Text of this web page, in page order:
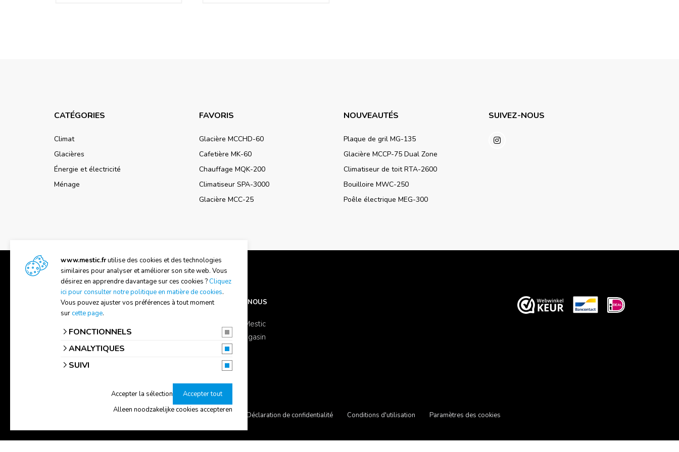
CATÉGORIES
Climat
Glacières
Énergie et électricité
Ménage
FAVORIS
Glacière MCCHD-60
Cafetière MK-60
Chauffage MQK-200
Climatiseur SPA-3000
Glacière MCC-25
NOUVEAUTÉS
Plaque de gril MG-135
Glacière MCCP-75 Dual Zone
Climatiseur de toit RTA-2600
Bouilloire MWC-250
Poêle électrique MEG-300
SUIVEZ-NOUS
SUPPORT
Contactez-nous
A PROPOS DE NOUS
A propos de Mestic
Trouver un magasin
Tous les prix s'entendent TVA comprise. Déclaration de confidentialité Conditions d'utilisation Paramètres des cookies
www.mestic.frutilise des cookies et des technologies
similaires pour analyser et améliorer son site web. Vous
désirez en apprendre davantage sur ces cookies ?Cliquez
ici pour consulter notre politique en matière de cookies.
Vous pouvez ajuster vos préférences à tout moment
surcette page.
FONCTIONNELS
ANALYTIQUES
SUIVI
Accepter la sélection
Accepter tout
Alleen noodzakelijke cookies accepteren